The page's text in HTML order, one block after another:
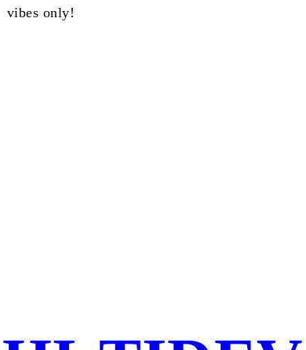
vibes only!